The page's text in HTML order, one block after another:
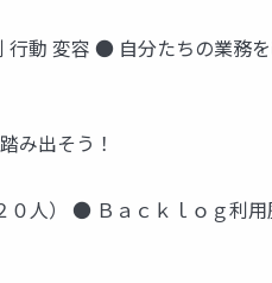
動 変容 ● 自分たちの業
み出そう！
人） ● Ｂａｃｋｌｏｇ利